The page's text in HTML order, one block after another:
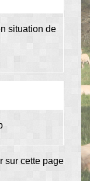
situation de
sur cette page